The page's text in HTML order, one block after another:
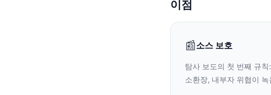
이점
📰소스 보호
탐사 보도의 첫 번째 규
소환장, 내부자 위협이